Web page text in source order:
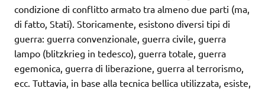
condizione di conflitto armato tra almeno due parti (ma,
di fatto, Stati). Storicamente, esistono diversi tipi di
guerra: guerra convenzionale, guerra civile, guerra
lampo (blitzkrieg in tedesco), guerra totale, guerra
egemonica, guerra di liberazione, guerra al terrorismo,
ecc. Tuttavia, in base alla tecnica bellica utilizzata, esiste,